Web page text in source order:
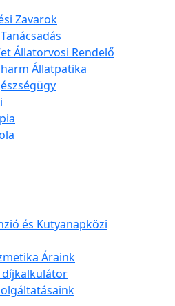
Zavarok
Állatorvosi Rendelő
Állatpatika
és Kutyanapközi
Áraink
díjkalkulátor